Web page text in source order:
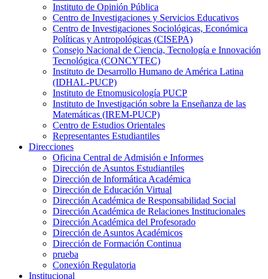
Instituto de Opinión Pública
Centro de Investigaciones y Servicios Educativos
Centro de Investigaciones Sociológicas, Económica
Políticas y Antropológicas (CISEPA)
Consejo Nacional de Ciencia, Tecnología e Innovación
Tecnológica (CONCYTEC)
Instituto de Desarrollo Humano de América Latina
(IDHAL-PUCP)
Instituto de Etnomusicología PUCP
Instituto de Investigación sobre la Enseñanza de las
Matemáticas (IREM-PUCP)
Centro de Estudios Orientales
Representantes Estudiantiles
Direcciones
Oficina Central de Admisión e Informes
Dirección de Asuntos Estudiantiles
Dirección de Informática Académica
Dirección de Educación Virtual
Dirección Académica de Responsabilidad Social
Dirección Académica de Relaciones Institucionales
Dirección Académica del Profesorado
Dirección de Asuntos Académicos
Dirección de Formación Continua
prueba
Conexión Regulatoria
Institucional